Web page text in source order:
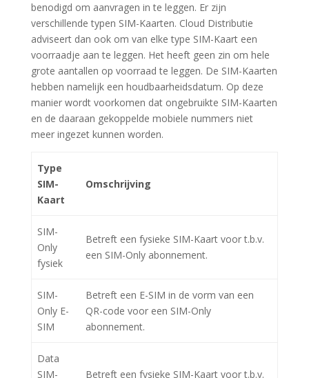
benodigd om aanvragen in te leggen. Er zijn
verschillende typen SIM-Kaarten. Cloud Distributie
adviseert dan ook om van elke type SIM-Kaart een
voorraadje aan te leggen. Het heeft geen zin om hele
grote aantallen op voorraad te leggen. De SIM-Kaarten
hebben namelijk een houdbaarheidsdatum. Op deze
manier wordt voorkomen dat ongebruikte SIM-Kaarten
en de daaraan gekoppelde mobiele nummers niet
meer ingezet kunnen worden.
Type
SIM-
Kaart
Omschrijving
SIM-
Only
fysiek
Betreft een fysieke SIM-Kaart voor t.b.v.
een SIM-Only abonnement.
SIM-
Only E-
SIM
Betreft een E-SIM in de vorm van een
QR-code voor een SIM-Only
abonnement.
Data
SIM-
Betreft een fysieke SIM-Kaart voor t.b.v.